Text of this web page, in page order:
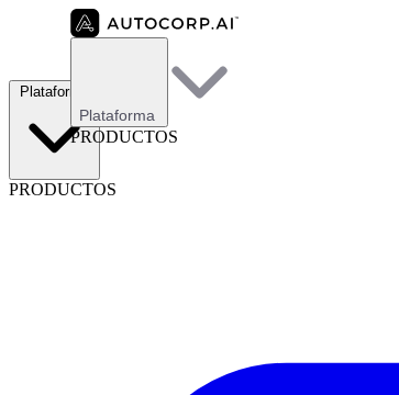
Plataforma
PRODUCTOS
Plataforma
PRODUCTOS